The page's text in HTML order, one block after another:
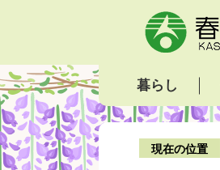
暮らし
現在の位置